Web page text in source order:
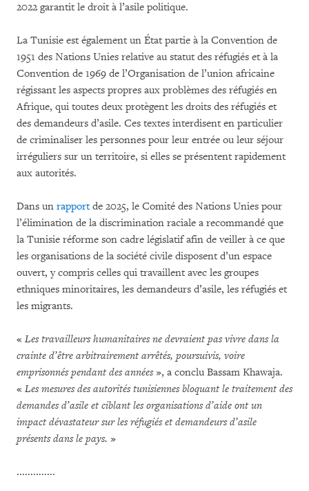
2022 garantit le droit à l’asile politique.
La Tunisie est également un État partie à la Convention de
1951 des Nations Unies relative au statut des réfugiés et à la
Convention de 1969 de l’Organisation de l’union africaine
régissant les aspects propres aux problèmes des réfugiés en
Afrique, qui toutes deux protègent les droits des réfugiés et
des demandeurs d’asile. Ces textes interdisent en particulier
de criminaliser les personnes pour leur entrée ou leur séjour
irréguliers sur un territoire, si elles se présentent rapidement
aux autorités.
Dans un rapportde 2025, le Comité des Nations Unies pour
l’élimination de la discrimination raciale a recommandé que
la Tunisie réforme son cadre législatif afin de veiller à ce que
les organisations de la société civile disposent d’un espace
ouvert, y compris celles qui travaillent avec les groupes
ethniques minoritaires, les demandeurs d’asile, les réfugiés et
les migrants.
« Les travailleurs humanitaires ne devraient pas vivre dans la
crainte d’être arbitrairement arrêtés, poursuivis, voire
emprisonnés pendant des années», a conclu Bassam Khawaja.
« Les mesures des autorités tunisiennes bloquant le traitement des
demandes d’asile et ciblant les organisations d’aide ont un
impact dévastateur sur les réfugiés et demandeurs d’asile
présents dans le pays. »
..............